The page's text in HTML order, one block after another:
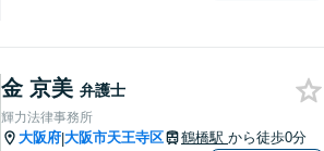
ください。
金 京美 弁護士
輝力法律事務所
大阪府|大阪市天王寺区 鶴橋駅 から徒歩0分